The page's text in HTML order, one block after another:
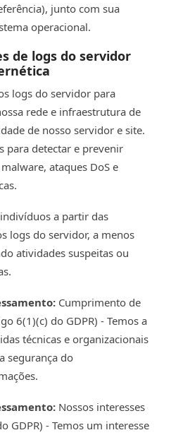
junto com sua
operacional.
de logs do servidor
logs do servidor para
rede e infraestrutura de
de nosso servidor e site.
para detectar e prevenir
ataques DoS e
a partir das
logs do servidor, a menos
atividades suspeitas ou
Cumprimento de
6(1)(c) do GDPR) - Temos a
técnicas e organizacionais
segurança do
Nossos interesses
GDPR) - Temos um interesse